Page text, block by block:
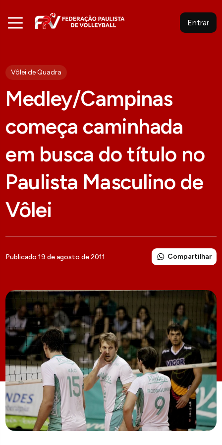
Entrar
Vôlei de Quadra
Medley/Campinas
começa caminhada
em busca do título no
Paulista Masculino de
Vôlei
Publicado 19 de agosto de 2011 Compartilhar